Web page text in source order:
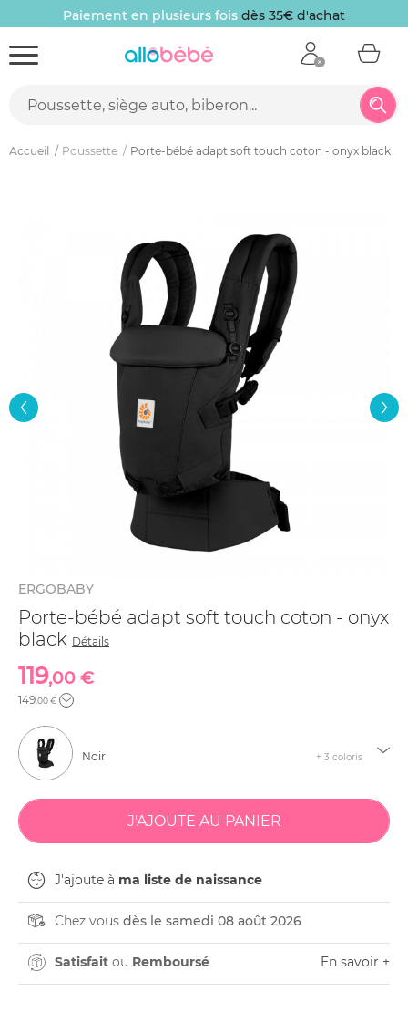
Paiement en plusieurs fois dès 35€ d'achat
Accueil Poussette Porte-bébé adapt soft touch coton - onyx black
ERGOBABY
Porte-bébé adapt soft touch coton - onyx
black Détails
119,00 €
149,00 €
Noir + 3 coloris
J'ajoute à ma liste de naissance
Chez vous dès le samedi 08 août 2026
Satisfait ou Remboursé En savoir +